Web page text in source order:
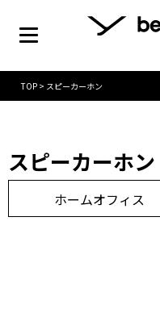
TOP > スピーカーホン
スピーカーホン
ホームオフィス